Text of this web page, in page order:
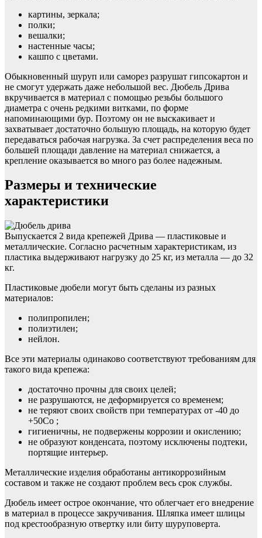
картины, зеркала;
полки;
вешалки;
настенные часы;
кашпо с цветами.
Обыкновенный шуруп или саморез разрушат гипсокартон и
не смогут удержать даже небольшой вес. Дюбель Дрива
вкручивается в материал с помощью резьбы большого
диаметра с очень редкими витками, по форме
напоминающими бур. Поэтому он не выскакивает и
захватывает достаточно большую площадь, на которую будет
передаваться рабочая нагрузка. За счет распределения веса по
большей площади давление на материал снижается, а
крепление оказывается во много раз более надежным.
Размеры и технические
характеристики
Выпускается 2 вида крепежей Дрива — пластиковые и
металлические. Согласно расчетным характеристикам, из
пластика выдерживают нагрузку до 25 кг, из металла — до 32
кг.
Пластиковые дюбели могут быть сделаны из разных
материалов:
полипропилен;
полиэтилен;
нейлон.
Все эти материалы одинаково соответствуют требованиям для
такого вида крепежа:
достаточно прочны для своих целей;
не разрушаются, не деформируется со временем;
не теряют своих свойств при температурах от -40 до
+50Со ;
гигиеничны, не подвержены коррозии и окислению;
не образуют конденсата, поэтому исключены подтеки,
портящие интерьер.
Металлические изделия обработаны антикоррозийным
составом и также не создают проблем весь срок службы.
Дюбель имеет острое окончание, что облегчает его внедрение
в материал в процессе закручивания. Шляпка имеет шлицы
под крестообразную отвертку или биту шуруповерта.